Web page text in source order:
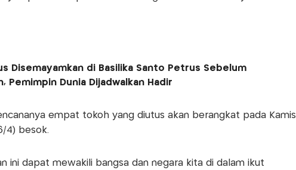
Disemayamkan di Basilika Santo Petrus Sebelum
Pemimpin Dunia Dijadwalkan Hadir
empat tokoh yang diutus akan berangkat pada Kamis
4) besok.
ini dapat mewakili bangsa dan negara kita di dalam ikut